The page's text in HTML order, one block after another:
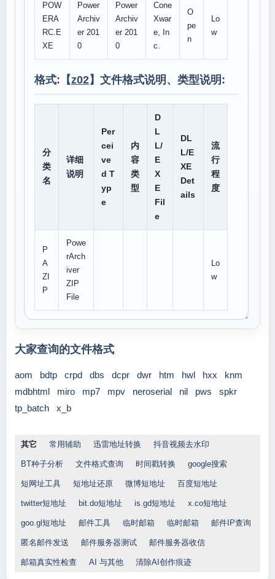
POW
ERA
RC.E
XE
Power
Archiv
er 201
0
Power
Archiv
er 201
0
Cone
Xwar
e, In
c.
O
pe
n
Lo
w
格式:【z02】文件格式说明、类型说明:
分
类
名
详细
说明
Per
cei
ve
d T
yp
e
内
容
类
型
D
L
L/
E
X
E
Fil
e
DL
L/E
XE
Det
ails
流
行
程
度
P
A
ZI
P
Powe
rArch
iver
ZIP
File
Lo
w
大家查询的文件格式
aom bdtp crpd dbs dcpr dwr htm hwl hxx
knm
mdbhtml
miro mp7 mpv neroserial nil pws
spkr
tp_batch
x_b
其它 常用辅助 迅雷地址转换 抖音视频去水印
BT种子分析 文件格式查询 时间戳转换 google搜索
短网址工具 短地址还原 微博短地址 百度短地址
twitter短地址 bit.do短地址 is.gd短地址 x.co短地址
goo.gl短地址 邮件工具 临时邮箱 临时邮箱 邮件IP查询
匿名邮件发送 邮件服务器测试 邮件服务器收信
邮箱真实性检查 AI 与其他 清除AI创作痕迹